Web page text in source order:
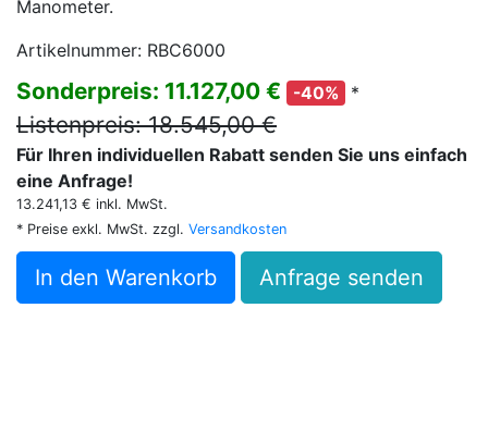
Manometer.
Artikelnummer: RBC6000
Sonderpreis: 11.127,00 € -40% *
Listenpreis: 18.545,00 €
Für Ihren individuellen Rabatt senden Sie uns einfach
eine Anfrage!
13.241,13 € inkl. MwSt.
* Preise exkl. MwSt. zzgl. Versandkosten
In den Warenkorb Anfrage senden